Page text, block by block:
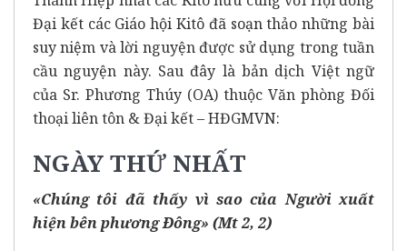
Đại kết các Giáo hội Kitô đã soạn thảo những bài
suy niệm và lời nguyện được sử dụng trong tuần
cầu nguyện này. Sau đây là bản dịch Việt ngữ
của Sr. Phương Thúy (OA) thuộc Văn phòng Đối
thoại liên tôn & Đại kết – HĐGMVN:
NGÀY THỨ NHẤT
«Chúng tôi đã thấy vì sao của Người xuất
hiện bên phương Ðông» (Mt 2, 2)